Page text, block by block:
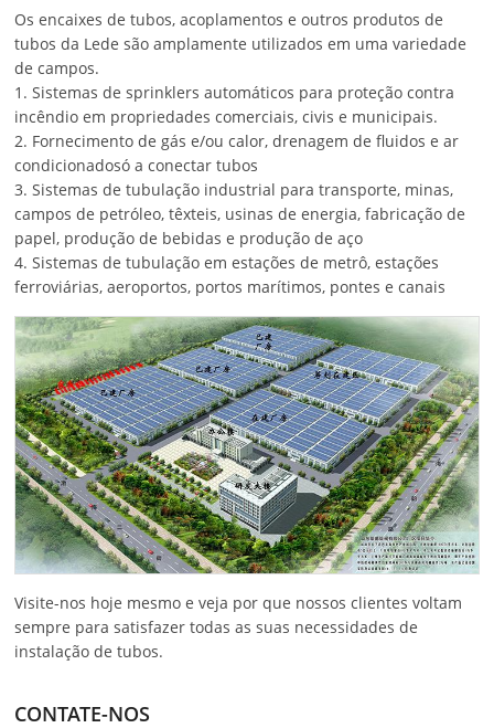
Os encaixes de tubos, acoplamentos e outros produtos de
tubos da Lede são amplamente utilizados em uma variedade
de campos.
1. Sistemas de sprinklers automáticos para proteção contra
incêndio em propriedades comerciais, civis e municipais.
2. Fornecimento de gás e/ou calor, drenagem de fluidos e ar
condicionadosó a conectar tubos
3. Sistemas de tubulação industrial para transporte, minas,
campos de petróleo, têxteis, usinas de energia, fabricação de
papel, produção de bebidas e produção de aço
4. Sistemas de tubulação em estações de metrô, estações
ferroviárias, aeroportos, portos marítimos, pontes e canais
Visite-nos hoje mesmo e veja por que nossos clientes voltam
sempre para satisfazer todas as suas necessidades de
instalação de tubos.
CONTATE-NOS